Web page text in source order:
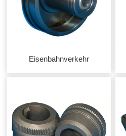
Eisenbahnverkehr